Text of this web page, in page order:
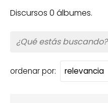
Discursos 0 álbumes.
ordenar por: